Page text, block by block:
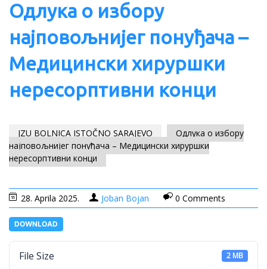
Одлука о избору
најповољнијег понуђача –
Медицински хируршки
нересорптивни конци
JZU BOLNICA ISTOČNO SARAJEVO
Одлука о избору
најповољнијег понуђача – Медицински хируршки
нересорптивни конци
28. Aprila 2025. Joban Bojan 0 Comments
DOWNLOAD
File Size 2 MB